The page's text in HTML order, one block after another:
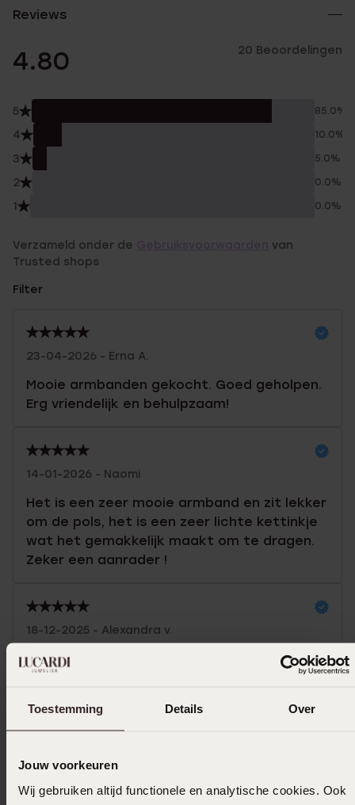
Toestemming Details Over
Jouw voorkeuren
Wij gebruiken altijd functionele en analytische cookies. Ook
Reviews
4.80 20 Beoordelingen
5 85.0%
4 10.0%
3 5.0%
2 0.0%
1 0.0%
Verzameld onder de
van
Trusted shops
Filter
23-04-2026 - Erna A.
Mooie armbanden gekocht. Goed geholpen.
Erg vriendelijk en behulpzaam!
14-01-2026 - Naomi
Het is een zeer mooie armband en zit lekker
om de pols, het is een zeer lichte kettinkje
wat het gemakkelijk maakt om te dragen.
Zeker een aanrader !
18-12-2025 - Alexandra v.
Werkt perfect, geen probleem mee gehad,
ziet er leuk en mooi uit. Zijn er heel erg blij